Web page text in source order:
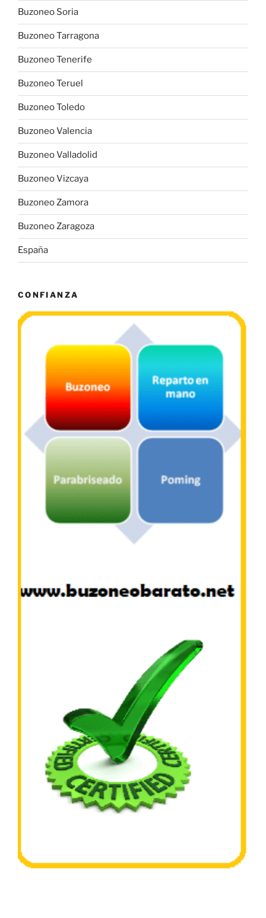
Buzoneo Soria
Buzoneo Tarragona
Buzoneo Tenerife
Buzoneo Teruel
Buzoneo Toledo
Buzoneo Valencia
Buzoneo Valladolid
Buzoneo Vizcaya
Buzoneo Zamora
Buzoneo Zaragoza
España
CONFIANZA